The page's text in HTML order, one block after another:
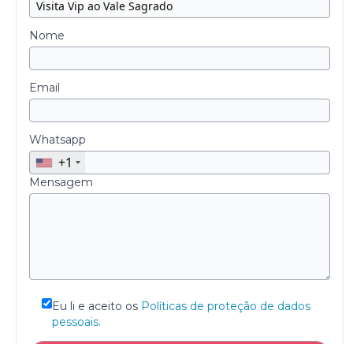
Nome
Email
Whatsapp
+1
Mensagem
Eu li e aceito os Políticas de proteção de dados
pessoais.